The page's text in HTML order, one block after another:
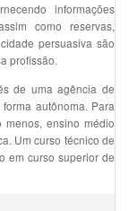
informações
como reservas,
persuasiva são
profissão.
de uma agência de
autônoma. Para
ensino médio
Um curso técnico de
em curso superior de